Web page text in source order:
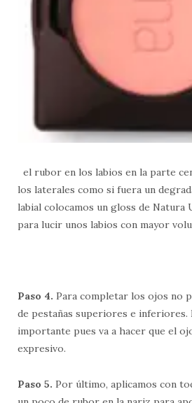
el rubor en los labios en la parte
los laterales como si fuera un
labial colocamos un gloss de Natura
para lucir unos labios con mayor
Paso 4. Para completar los ojos no
de pestañas superiores e inferiores.
importante pues va a hacer que el
expresivo.
Paso 5. Por último, aplicamos con